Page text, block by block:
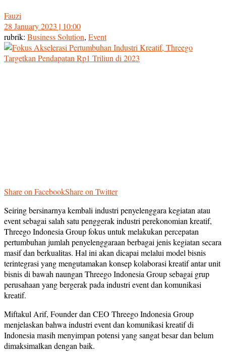
Fauzi
28 January 2023 | 10:00
rubrik: Business Solution, Event
Share on FacebookShare on Twitter
Seiring bersinarnya kembali industri penyelenggara kegiatan atau
event sebagai salah satu penggerak industri perekonomian kreatif,
Threego Indonesia Group fokus untuk melakukan percepatan
pertumbuhan jumlah penyelenggaraan berbagai jenis kegiatan secara
masif dan berkualitas. Hal ini akan dicapai melalui model bisnis
terintegrasi yang mengutamakan konsep kolaborasi kreatif antar unit
bisnis di bawah naungan Threego Indonesia Group sebagai grup
perusahaan yang bergerak pada industri event dan komunikasi
kreatif.
Miftakul Arif, Founder dan CEO Threego Indonesia Group
menjelaskan bahwa industri event dan komunikasi kreatif di
Indonesia masih menyimpan potensi yang sangat besar dan belum
dimaksimalkan dengan baik.